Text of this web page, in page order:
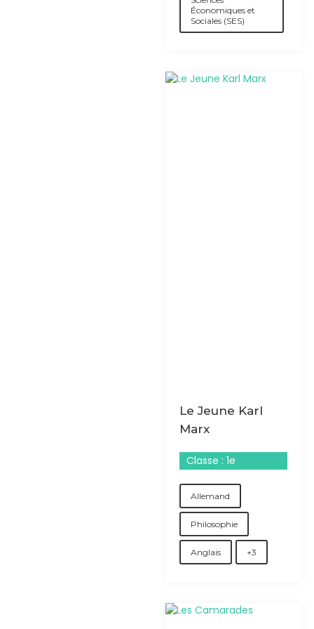
Économiques et
Sociales (SES)
Le Jeune Karl
Marx
Classe : 1e
Allemand
Philosophie
Anglais +3